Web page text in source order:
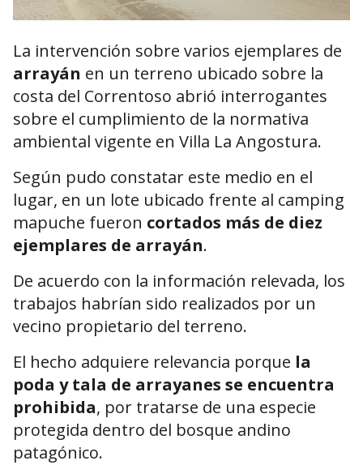
La intervención sobre varios ejemplares de
arrayán en un terreno ubicado sobre la
costa del Correntoso abrió interrogantes
sobre el cumplimiento de la normativa
ambiental vigente en Villa La Angostura.
Según pudo constatar este medio en el
lugar, en un lote ubicado frente al camping
mapuche fueron cortados más de diez
ejemplares de arrayán.
De acuerdo con la información relevada, los
trabajos habrían sido realizados por un
vecino propietario del terreno.
El hecho adquiere relevancia porque la
poda y tala de arrayanes se encuentra
prohibida, por tratarse de una especie
protegida dentro del bosque andino
patagónico.